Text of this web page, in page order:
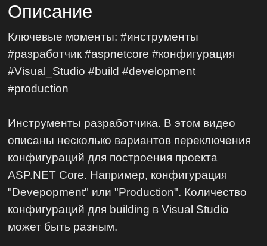
Описание
Ключевые моменты: #инструменты
#разработчик #aspnetcore #конфигурация
#Visual_Studio #build #development
#production
Инструменты разработчика. В этом видео
описаны несколько вариантов переключения
конфигураций для построения проекта
ASP.NET Core. Например, конфигурация
"Devepopment" или "Production". Количество
конфигураций для building в Visual Studio
может быть разным.